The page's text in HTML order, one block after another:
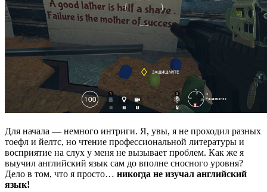
Для начала — немного интриги. Я, увы, я не проходил разных
тоефл и йелтс, но чтение профессиональной литературы и
восприятие на слух у меня не вызывает проблем. Как же я
выучил английский язык сам до вполне сносного уровня?
Дело в том, что я просто… никогда не изучал английский
язык!